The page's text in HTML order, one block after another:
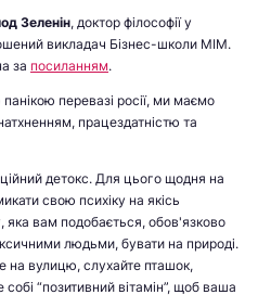
Зеленін, доктор філософії у
викладач Бізнес-школи МІМ.
за посиланням.
перевазі росії, ми маємо
працездатністю та
детокс. Для цього щодня на
свою психіку на якісь
яка вам подобається, обов'язково
людьми, бувати на природі.
на вулицю, слухайте пташок,
“позитивний вітамін”, щоб ваша